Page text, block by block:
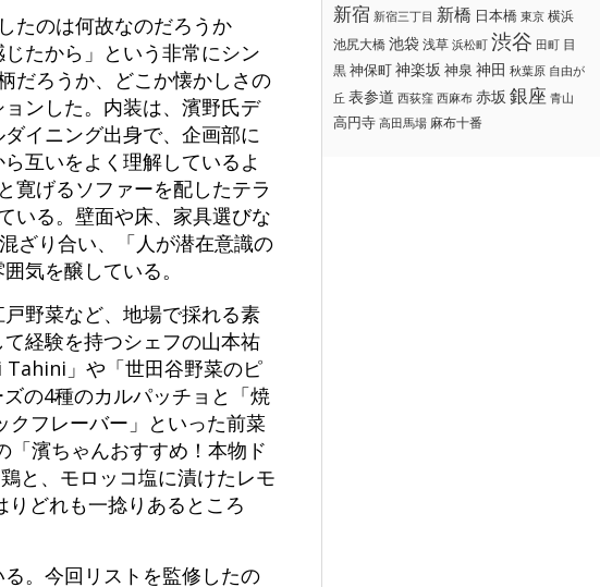
たのは何故なのだろうか
たから」という非常にシン
だろうか、どこか懐かしさの
ンした。内装は、濱野氏デ
イニング出身で、企画部に
互いをよく理解しているよ
寛げるソファーを配したテラ
いる。壁面や床、家具選びな
ざり合い、「人が潜在意識の
気を醸している。
野菜など、地場で採れる素
経験を持つシェフの山本祐
」や「世田谷野菜のピ
の4種のカルパッチョと「焼
クフレーバー」といった前菜
「濱ちゃんおすすめ！本物ド
と、モロッコ塩に漬けたレモ
どれも一捻りあるところ
。今回リストを監修したの
新宿 新宿三丁目 新橋 日本橋 東京 横浜
池尻大橋 池袋浅草 浜松町 渋谷 田町 目
黒神保町神楽坂 神泉 神田 秋葉原 自由が
丘 表参道 西荻窪 西麻布 赤坂 銀座 青山
高円寺 高田馬場 麻布十番